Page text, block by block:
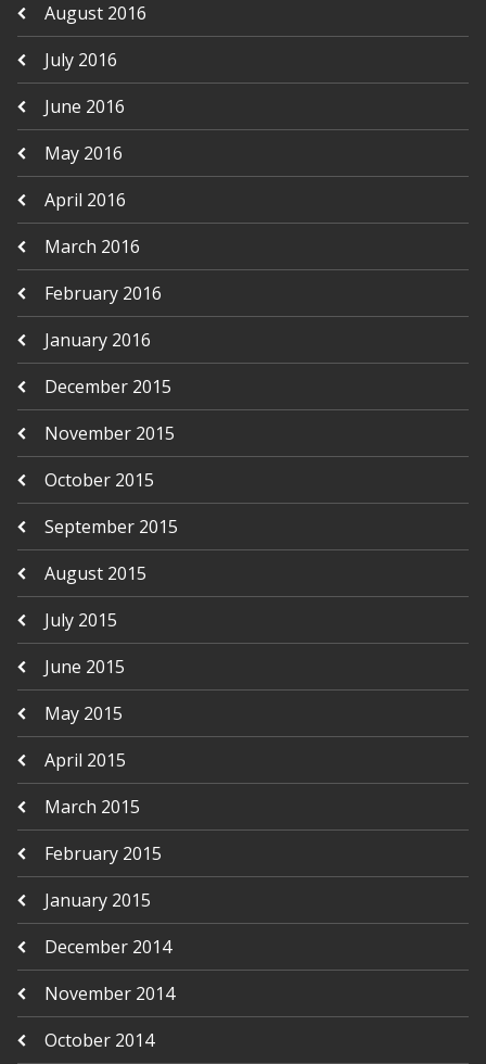
August 2016
July 2016
June 2016
May 2016
April 2016
March 2016
February 2016
January 2016
December 2015
November 2015
October 2015
September 2015
August 2015
July 2015
June 2015
May 2015
April 2015
March 2015
February 2015
January 2015
December 2014
November 2014
October 2014